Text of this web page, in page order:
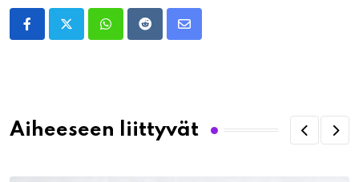
WhatsappRedditShare
Aiheeseen liittyvät